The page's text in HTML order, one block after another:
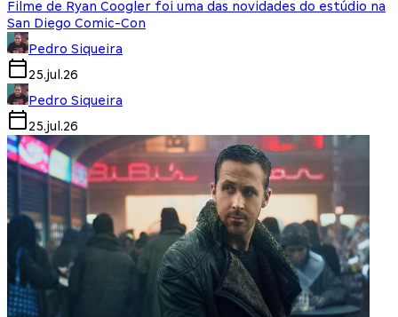
Filme de Ryan Coogler foi uma das novidades do estúdio na
San Diego Comic-Con
Pedro Siqueira
25.jul.26
Pedro Siqueira
25.jul.26